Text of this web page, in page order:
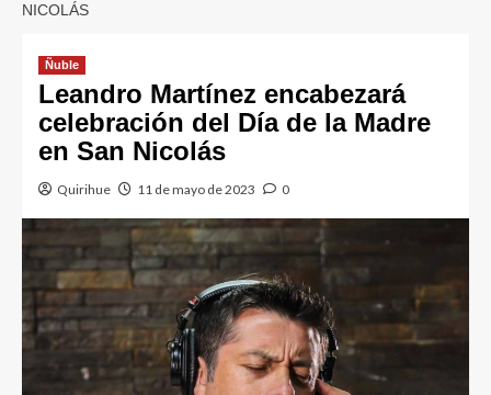
NICOLÁS
Ñuble
Leandro Martínez encabezará
celebración del Día de la Madre
en San Nicolás
Quirihue 11 de mayo de 2023 0